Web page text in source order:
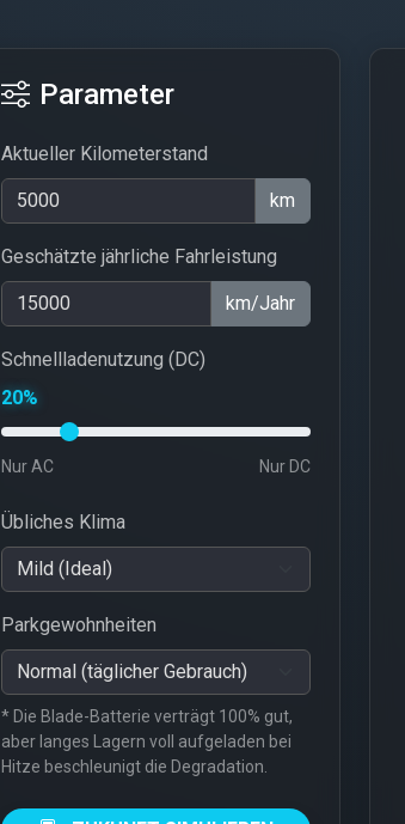
Parameter
Aktueller Kilometerstand
km
Geschätzte jährliche Fahrleistung
km/Jahr
Schnellladenutzung (DC)
20%
Nur AC Nur DC
Übliches Klima
Parkgewohnheiten
* Die Blade-Batterie verträgt 100% gut,
aber langes Lagern voll aufgeladen bei
Hitze beschleunigt die Degradation.